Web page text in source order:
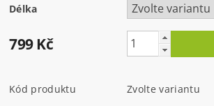
Délka
799 Kč
Kód produktu
Zvolte variantu